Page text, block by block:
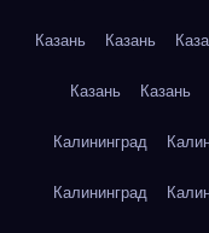
Казань Казань
Казань Казань
Калининград
Калининград